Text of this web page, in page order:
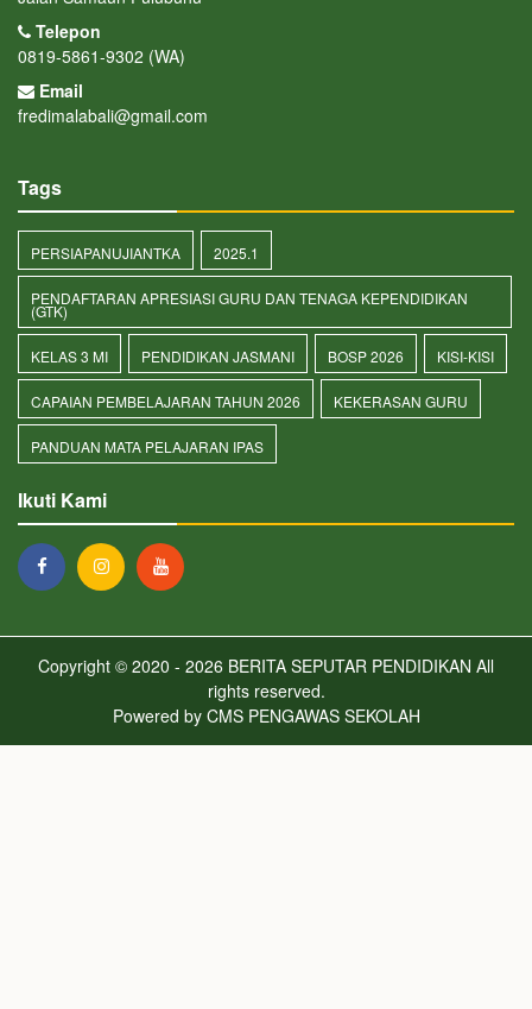
Telepon
0819-5861-9302 (WA)
Email
fredimalabali@gmail.com
Tags
PERSIAPANUJIANTKA 2025.1
PENDAFTARAN APRESIASI GURU DAN TENAGA KEPENDIDIKAN
(GTK)
KELAS 3 MI PENDIDIKAN JASMANI BOSP 2026 KISI-KISI
CAPAIAN PEMBELAJARAN TAHUN 2026 KEKERASAN GURU
PANDUAN MATA PELAJARAN IPAS
Ikuti Kami
Copyright © 2020 - 2026 BERITA SEPUTAR PENDIDIKAN All
rights reserved.
Powered by CMS PENGAWAS SEKOLAH